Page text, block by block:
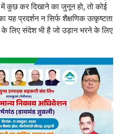
कुछ कर दिखाने का जुनून हो, तो कोई
यह प्रदर्शन न सिर्फ शैक्षणिक उत्कृष्टता
के लिए संदेश भी है जो उड़ान भरने के लिए